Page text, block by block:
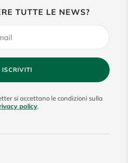
TUTTE LE NEWS?
ISCRIVITI
si accettano le condizioni sulla
policy.